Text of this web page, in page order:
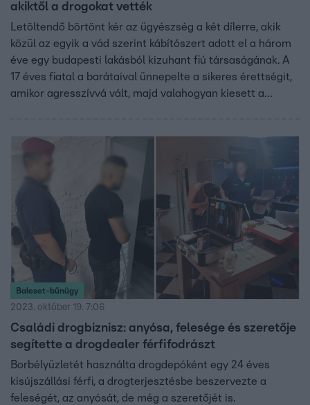
akiktől a drogokat vették
Letöltendő börtönt kér az ügyészség a két dílerre, akik
közül az egyik a vád szerint kábítószert adott el a három
éve egy budapesti lakásból kizuhant fiú társaságának. A
17 éves fiatal a barátaival ünnepelte a sikeres érettségit,
amikor agresszívvá vált, majd valahogyan kiesett a
ítélték el. Felfüggesztett börtönt kaptak. Az ügyészség
súlyosabb büntetést kér rájuk.
Baleset-bűnügy
2023. október 19. 7:06
Családi drogbiznisz: anyósa, felesége és szeretője
segítette a drogdealer férfifodrászt
Borbélyüzletét használta drogdepóként egy 24 éves
kisújszállási férfi, a drogterjesztésbe beszervezte a
feleségét, az anyósát, de még a szeretőjét is.